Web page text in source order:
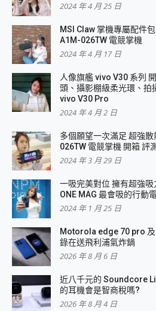
2024 年 4 月 25 日
MSI Claw 掌機專屬配件
A1M-026TW 電競掌機
2024 年 4 月 17 日
人像旗艦 vivo V30 系列
頭、攝影棚級柔光環、拍
vivo V30 Pro
2024 年 4 月 2 日
多個願望一次滿足 超強
026TW 電競掌機 開箱 評測
2024 年 3 月 29 日
一吸完美對位 擁有超強
ONE MAG 最會吸的行動
2024 年 1 月 25 日
Motorola edge 70 pro
錄在送飛利浦氣炸鍋
2026 年 8 月 6 日
近八千元的 Soundcore
的耳機會是智商稅嗎?
2026 年 8 月 4 日